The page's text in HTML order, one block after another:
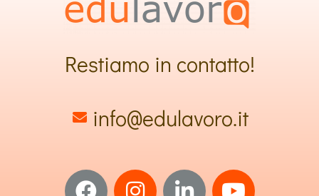
Restiamo in contatto!
info@edulavoro.it